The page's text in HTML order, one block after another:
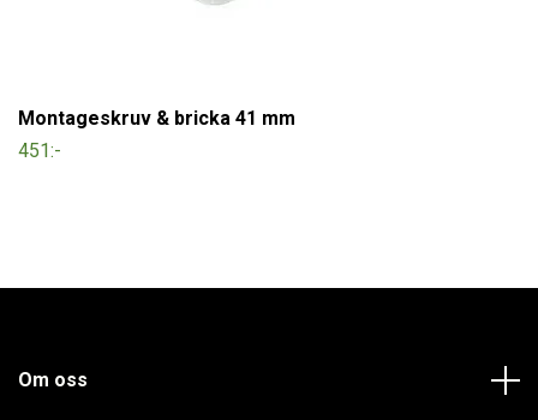
Montageskruv & bricka 41 mm
451:-
Om oss